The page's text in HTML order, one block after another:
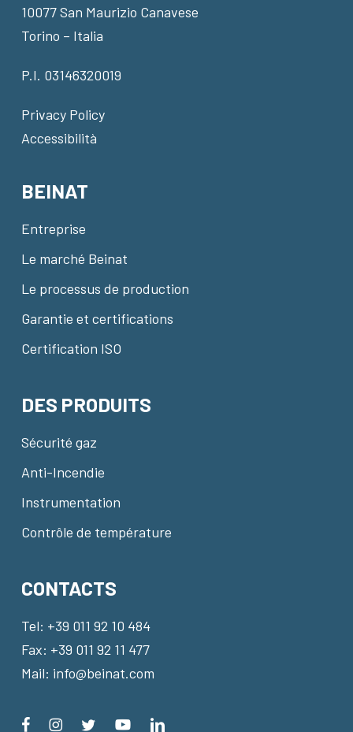
10077 San Maurizio Canavese
Torino – Italia
P.I. 03146320019
Privacy Policy
Accessibilità
BEINAT
Entreprise
Le marché Beinat
Le processus de production
Garantie et certifications
Certification ISO
DES PRODUITS
Sécurité gaz
Anti-Incendie
Instrumentation
Contrôle de température
CONTACTS
Tel: +39 011 92 10 484
Fax: +39 011 92 11 477
Mail: info@beinat.com